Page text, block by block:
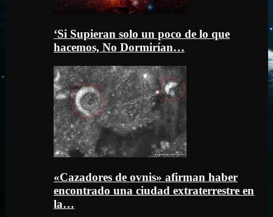
‘Si Supieran solo un poco de lo que
hacemos, No Dormirían…
«Cazadores de ovnis» afirman haber
encontrado una ciudad extraterrestre en
la…